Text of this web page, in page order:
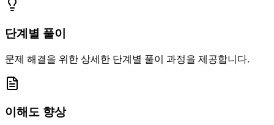
단계별 풀이
문제 해결을 위한 상세한 단계별 풀이 과정을 제공합니다.
이해도 향상